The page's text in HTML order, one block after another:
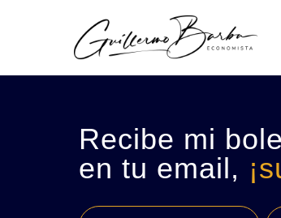
Recibe mi
en tu email,